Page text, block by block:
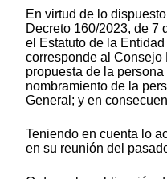
En virtud de lo
Decreto 160/2023, de 7
el Estatuto de la
corresponde al Consejo
propuesta de la
nombramiento de la
General; y en
Teniendo en cuenta lo
en su reunión del